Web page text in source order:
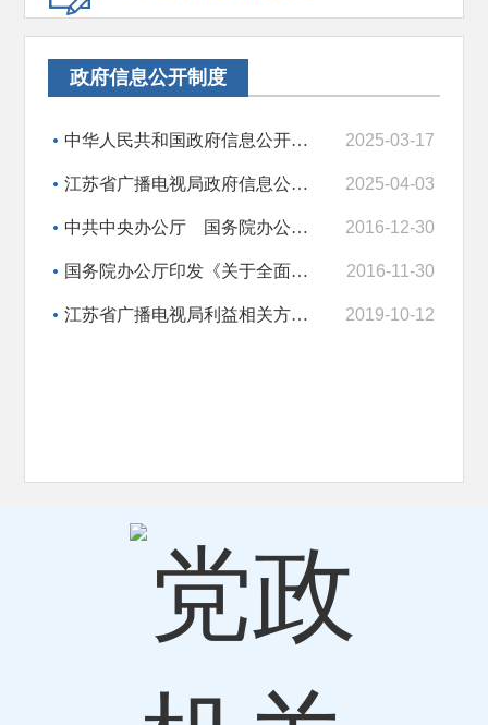
政府信息公开制度
中华人民共和国政府信息公开条例 2025-03-17
江苏省广播电视局政府信息公开工作实施办法 2025-04-03
中共中央办公厅 国务院办公厅印发《关于全面推进政务公开工作的意见》 2016-12-30
国务院办公厅印发《关于全面推进政务公开工作的意见》实施细则的通知 2016-11-30
江苏省广播电视局利益相关方、公众和企业家代表、专家、媒体等人员列席有关会议制度 2019-10-12